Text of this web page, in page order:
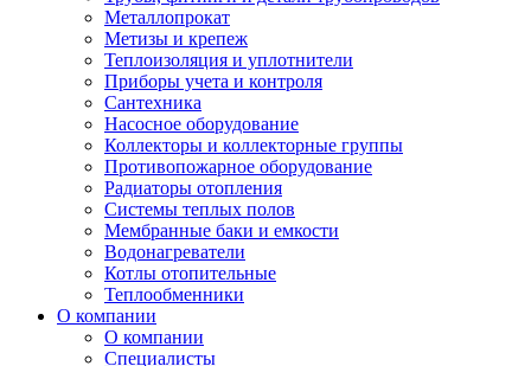
Металлопрокат
Метизы и крепеж
Теплоизоляция и уплотнители
Приборы учета и контроля
Сантехника
Насосное оборудование
Коллекторы и коллекторные группы
Противопожарное оборудование
Радиаторы отопления
Системы теплых полов
Мембранные баки и емкости
Водонагреватели
Котлы отопительные
Теплообменники
О компании
О компании
Специалисты